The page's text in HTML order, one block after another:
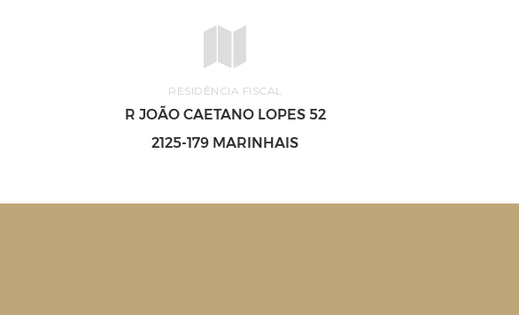
RESIDÊNCIA FISCAL
R JOÃO CAETANO LOPES 52
2125-179 MARINHAIS